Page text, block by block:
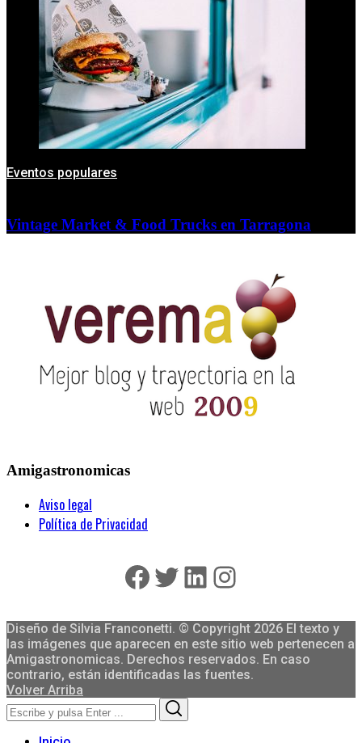
Eventos populares
Vintage Market & Food Trucks en Tarragona
Amigastronomicas
Aviso legal
Política de Privacidad
Facebook
Twitter
LinkedIn
Instagram
Diseño de Silvia Franconetti. © Copyright 2026 El texto y
las imágenes que aparecen en este sitio web pertenecen a
Amigastronomicas. Derechos reservados. En caso
contrario, están identificadas las fuentes.
Volver Arriba
Search
for: